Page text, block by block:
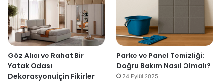
Göz Alıcı ve Rahat Bir
Yatak Odası
Dekorasyonuİçin Fikirler
Parke ve Panel Temizliği:
Doğru Bakım Nasıl Olmalı?
24 Eylül 2025